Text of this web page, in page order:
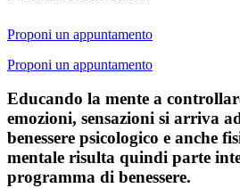
Proponi un appuntamento
Proponi un appuntamento
Educando la mente a
emozioni, sensazioni si arriva
benessere psicologico e anche
mentale risulta quindi parte
programma di benessere.